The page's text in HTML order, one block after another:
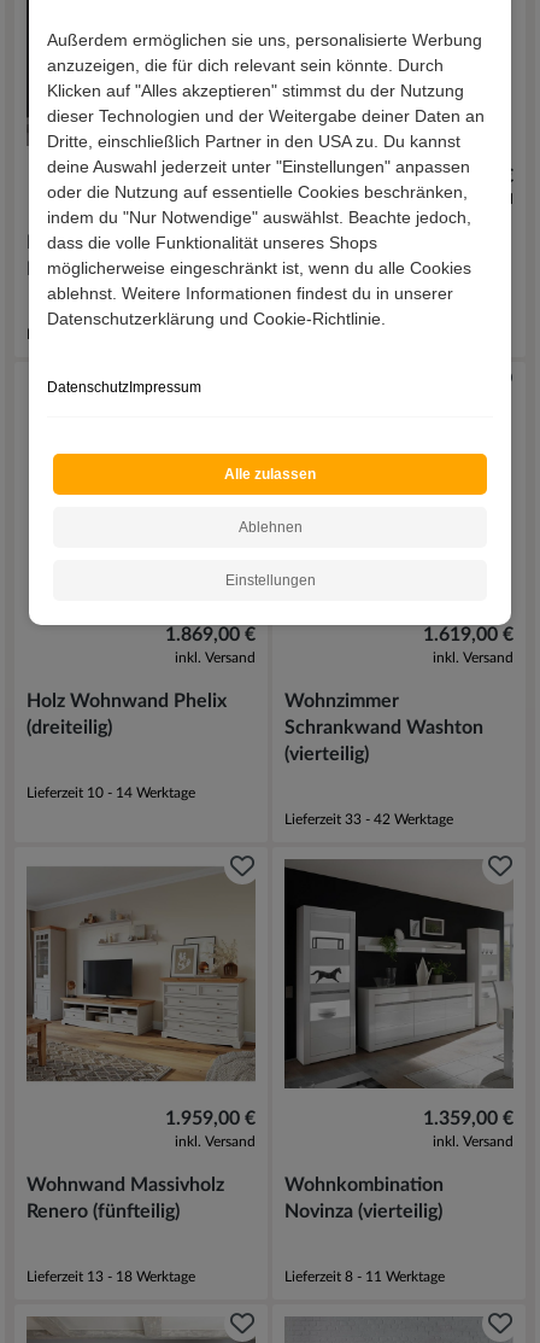
Außerdem ermöglichen sie uns, personalisierte Werbung
anzuzeigen, die für dich relevant sein könnte. Durch
Klicken auf "Alles akzeptieren" stimmst du der Nutzung
dieser Technologien und der Weitergabe deiner Daten an
Dritte, einschließlich Partner in den USA zu. Du kannst
deine Auswahl jederzeit unter "Einstellungen" anpassen
oder die Nutzung auf essentielle Cookies beschränken,
indem du "Nur Notwendige" auswählst. Beachte jedoch,
dass die volle Funktionalität unseres Shops
möglicherweise eingeschränkt ist, wenn du alle Cookies
ablehnst. Weitere Informationen findest du in unserer
Datenschutzerklärung und Cookie-Richtlinie.
DatenschutzImpressum
Alle zulassen
Ablehnen
Einstellungen
1.719,00 €
inkl. Versand
Landhaus Wohnwand
Mures (dreiteilig)
Lieferzeit 21 - 28 Werktage
1.489,00 €
inkl. Versand
Wohnwand Lucisa
(dreiteilig)
1.869,00 €
inkl. Versand
Holz Wohnwand Phelix
(dreiteilig)
Lieferzeit 10 - 14 Werktage
1.619,00 €
inkl. Versand
Wohnzimmer
Schrankwand Washton
(vierteilig)
Lieferzeit 33 - 42 Werktage
1.959,00 €
inkl. Versand
Wohnwand Massivholz
Renero (fünfteilig)
Lieferzeit 13 - 18 Werktage
1.359,00 €
inkl. Versand
Wohnkombination
Novinza (vierteilig)
Lieferzeit 8 - 11 Werktage